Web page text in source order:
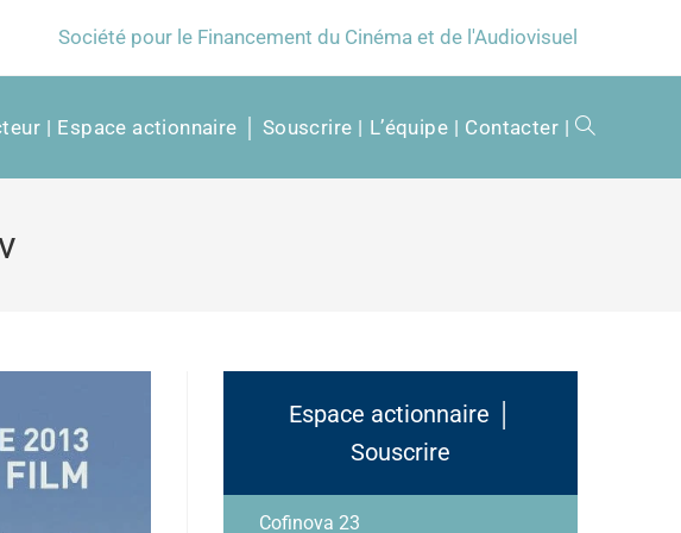
Société pour le Financement du Cinéma et de l'Audiovisuel
Espace actionnaire │ Souscrire L’équipe Contacter
Espace actionnaire │
Souscrire
Cofinova 23